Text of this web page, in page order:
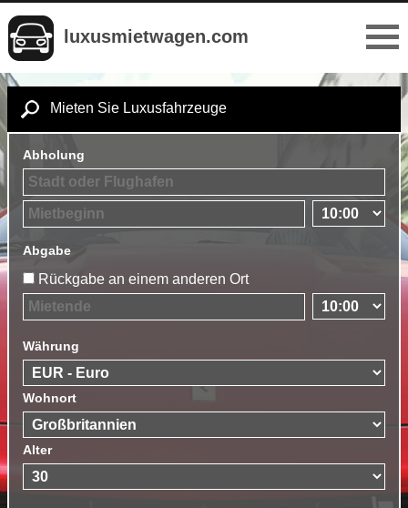
luxusmietwagen.com
Mieten Sie Luxusfahrzeuge
Abholung
Abgabe
Rückgabe an einem anderen Ort
Währung
Wohnort
Alter